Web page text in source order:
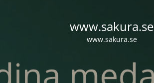
www.sakura.se
www.sakura.se